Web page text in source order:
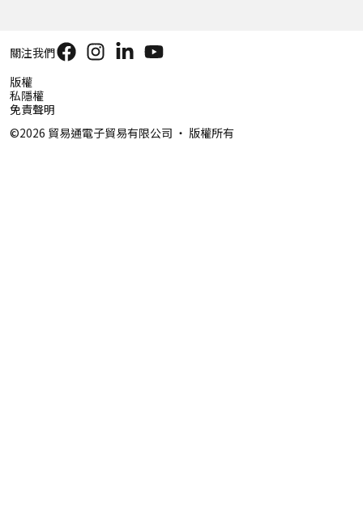
©2026 貿易通電子貿易有限公司 ‧ 版權所有
版權
私隱權
免責聲明
關注我們